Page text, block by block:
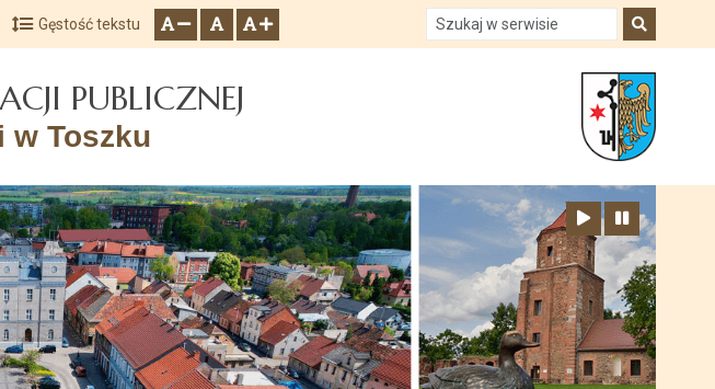
menu
serwisu
Gęstość tekstu
PUBLICZNEJ
w Toszku